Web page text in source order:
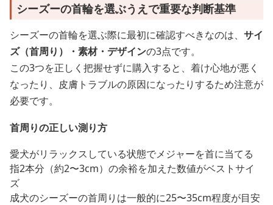
シーズーの首輪を選ぶうえで重要な判断基準
シーズーの首輪を選ぶ際に最初に確認すべきなのは、 サイ
ズ（首周り）・素材・デザインの3点です。
この3つを正しく把握せずに購入すると、着け心地が悪く
なったり、皮膚トラブルの原因になったりするため注意が
必要です。
首周りの正しい測り方
愛犬がリラックスしている状態でメジャーを首に当てる
指2本分（約2〜3cm）の余裕を加えた数値がベストサイ
ズ
成犬のシーズーの首周りは一般的に25〜35cm程度が目安